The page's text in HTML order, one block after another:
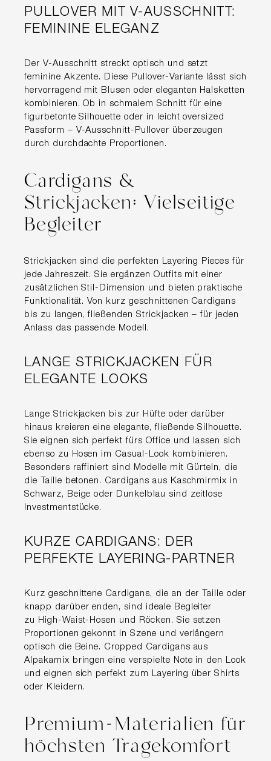
PULLOVER MIT V-AUSSCHNITT:
FEMININE ELEGANZ
Der V-Ausschnitt streckt optisch und setzt
feminine Akzente. Diese Pullover-Variante lässt sich
hervorragend mit Blusen oder eleganten Halsketten
kombinieren. Ob in schmalem Schnitt für eine
figurbetonte Silhouette oder in leicht oversized
Passform – V-Ausschnitt-Pullover überzeugen
durch durchdachte Proportionen.
Cardigans &
Strickjacken: Vielseitige
Begleiter
Strickjacken sind die perfekten Layering Pieces für
jede Jahreszeit. Sie ergänzen Outfits mit einer
zusätzlichen Stil-Dimension und bieten praktische
Funktionalität. Von kurz geschnittenen Cardigans
bis zu langen, fließenden Strickjacken – für jeden
Anlass das passende Modell.
LANGE STRICKJACKEN FÜR
ELEGANTE LOOKS
Lange Strickjacken bis zur Hüfte oder darüber
hinaus kreieren eine elegante, fließende Silhouette.
Sie eignen sich perfekt fürs Office und lassen sich
ebenso zu Hosen im Casual-Look kombinieren.
Besonders raffiniert sind Modelle mit Gürteln, die
die Taille betonen. Cardigans aus Kaschmirmix in
Schwarz, Beige oder Dunkelblau sind zeitlose
Investmentstücke.
KURZE CARDIGANS: DER
PERFEKTE LAYERING-PARTNER
Kurz geschnittene Cardigans, die an der Taille oder
knapp darüber enden, sind ideale Begleiter
zu High-Waist-Hosen und Röcken. Sie setzen
Proportionen gekonnt in Szene und verlängern
optisch die Beine. Cropped Cardigans aus
Alpakamix bringen eine verspielte Note in den Look
und eignen sich perfekt zum Layering über Shirts
oder Kleidern.
Premium-Materialien für
höchsten Tragekomfort